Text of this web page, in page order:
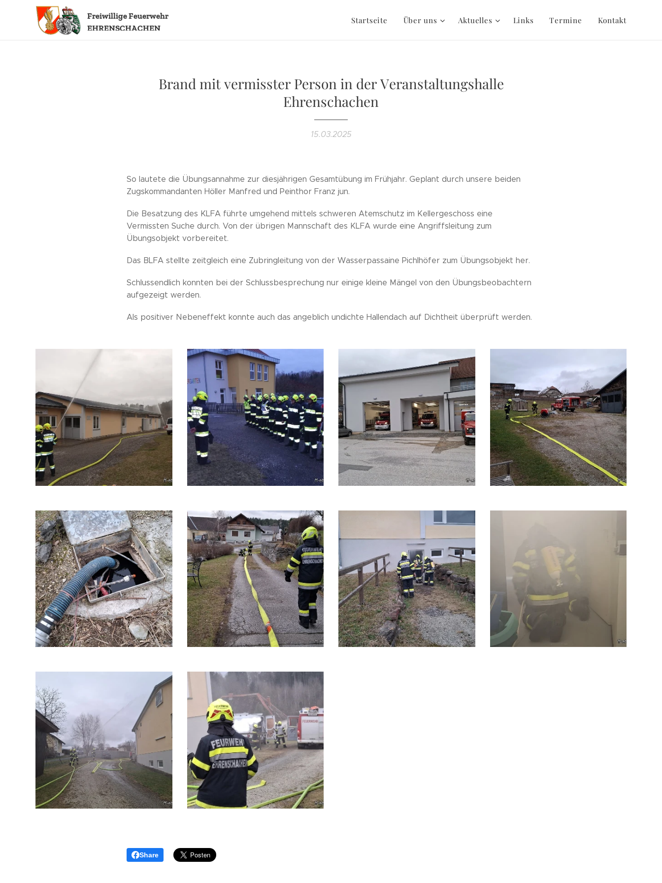
FreiwilligeFeuerwehr
EHRENSCHACHEN
Startseite Über uns Aktuelles Links Termine Kontakt
Brand mit vermisster Person in der Veranstaltungshalle
Ehrenschachen
15.03.2025
So lautete die Übungsannahme zur diesjährigen Gesamtübung im Frühjahr. Geplant durch unsere beiden
Zugskommandanten Höller Manfred und Peinthor Franz jun.
Die Besatzung des KLFA führte umgehend mittels schweren Atemschutz im Kellergeschoss eine
Vermissten Suche durch. Von der übrigen Mannschaft des KLFA wurde eine Angriffsleitung zum
Übungsobjekt vorbereitet.
Das BLFA stellte zeitgleich eine Zubringleitung von der Wasserpassaine Pichlhöfer zum Übungsobjekt her.
Schlussendlich konnten bei der Schlussbesprechung nur einige kleine Mängel von den Übungsbeobachtern
aufgezeigt werden.
Als positiver Nebeneffekt konnte auch das angeblich undichte Hallendach auf Dichtheit überprüft werden.
Share